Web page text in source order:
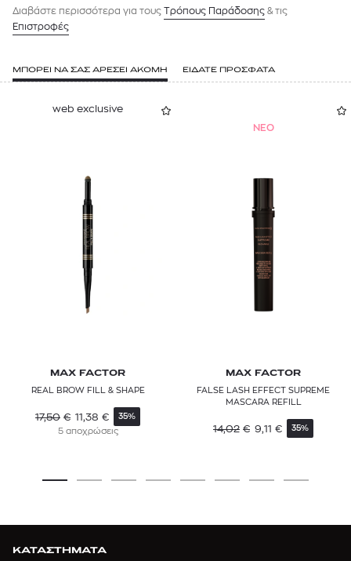
Διαβάστε περισσότερα για τους Tρόπους Παράδοσης & τις
Επιστροφές
ΜΠΟΡΕΙ ΝΑ ΣΑΣ ΑΡΕΣΕΙ ΑΚΟΜΗ ΕΙΔΑΤΕ ΠΡΟΣΦΑΤΑ
web exclusive
MAX FACTOR
REAL BROW FILL & SHAPE
17,50 € 11,38 € 35%
5 αποχρώσεις
NEO
MAX FACTOR
FALSE LASH EFFECT SUPREME
MASCARA REFILL
14,02 € 9,11 € 35%
ΚΑΤΑΣΤΗΜΑΤΑ